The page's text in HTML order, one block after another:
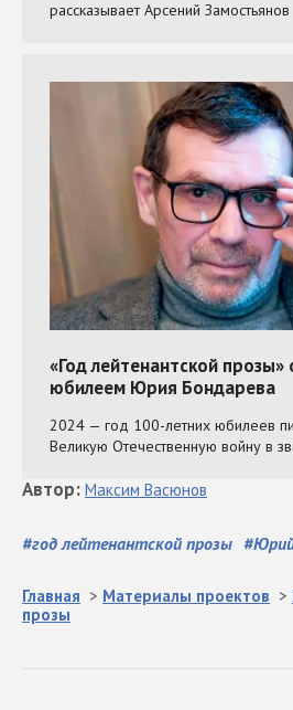
#год лейтенантской прозы #
Автор: Максим Васюнов
Главная > Материалы проектов >
прозы